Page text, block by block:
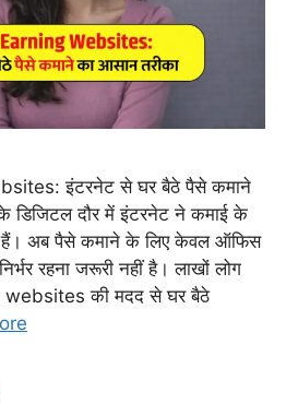
इंटरनेट से घर बैठे पैसे कमाने
दौर में इंटरनेट ने कमाई के
हैं। अब पैसे कमाने के लिए केवल ऑफिस
रहना जरूरी नहीं है। लाखों लोग
की मदद से घर बैठे